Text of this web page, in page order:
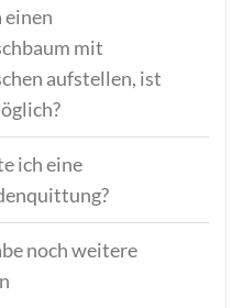
einen
mit
aufstellen, ist
ich eine
noch weitere